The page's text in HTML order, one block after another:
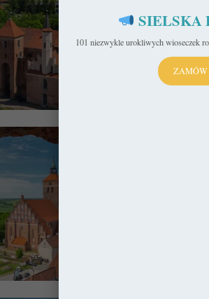
SIELSKA
101 niezwykle urokliwych wioseczek